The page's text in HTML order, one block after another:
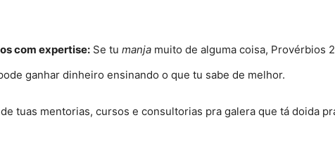
com expertise: Se tu manja muito de alguma coisa, Provérbios
ganhar dinheiro ensinando o que tu sabe de melhor.
tuas mentorias, cursos e consultorias pra galera que tá doida